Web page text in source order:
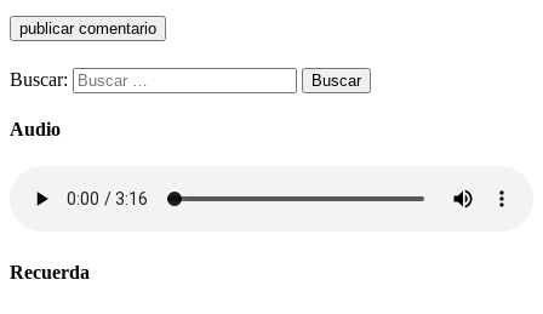
Buscar:
Audio
Recuerda